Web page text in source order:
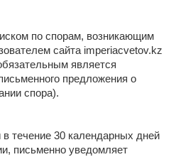
по спорам, возникающим
сайта imperiacvetov.kz
является
предложения о
спора).
течение 30 календарных дней
письменно уведомляет